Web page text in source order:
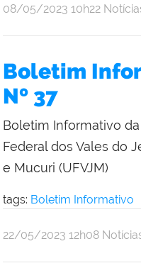
publicado
08/05/2023 10h22
Boletim
Nº 37
Boletim Informativo
Federal dos Vales do
e Mucuri (UFVJM)
tags: Boletim Informativo
publicado
22/05/2023 12h08